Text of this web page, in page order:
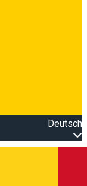
Deutsch